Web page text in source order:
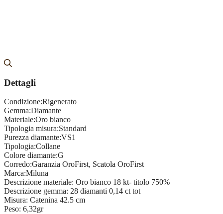
Dettagli
Condizione:Rigenerato
Gemma:Diamante
Materiale:Oro bianco
Tipologia misura:Standard
Purezza diamante:VS1
Tipologia:Collane
Colore diamante:G
Corredo:Garanzia OroFirst, Scatola OroFirst
Marca:Miluna
Descrizione materiale: Oro bianco 18 kt- titolo 750%
Descrizione gemma: 28 diamanti 0,14 ct tot
Misura: Catenina 42.5 cm
Peso: 6,32gr